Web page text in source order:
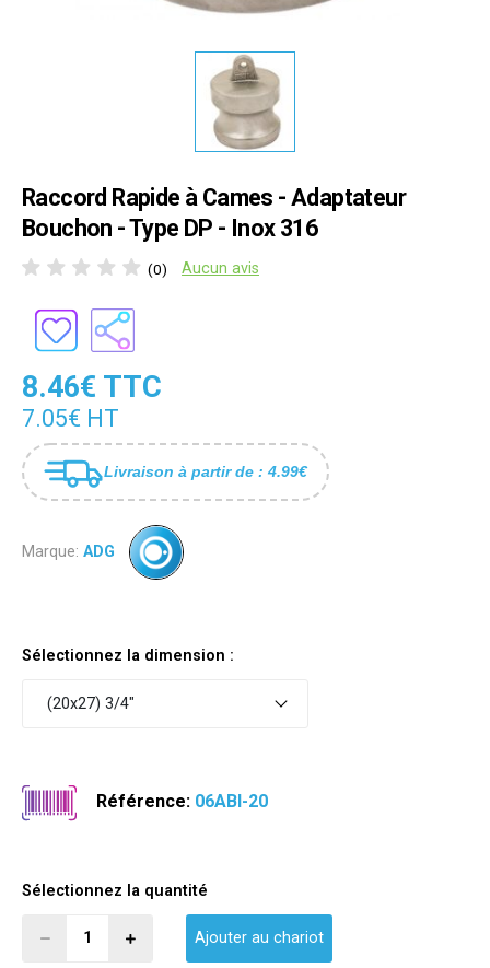
Raccord Rapide à Cames - Adaptateur
Bouchon - Type DP - Inox 316
(0) Aucun avis
8.46€ TTC
7.05€ HT
Livraison à partir de : 4.99€
Marque: ADG
Sélectionnez la dimension :
(20x27) 3/4"
Référence: 06ABI-20
Sélectionnez la quantité
Ajouter au chariot